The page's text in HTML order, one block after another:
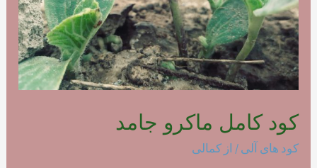
کود کامل ماکرو جامد
کود های آلی / از کمالی